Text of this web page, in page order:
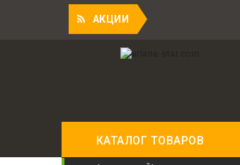
АКЦИИ
КАТАЛОГ ТОВАРОВ